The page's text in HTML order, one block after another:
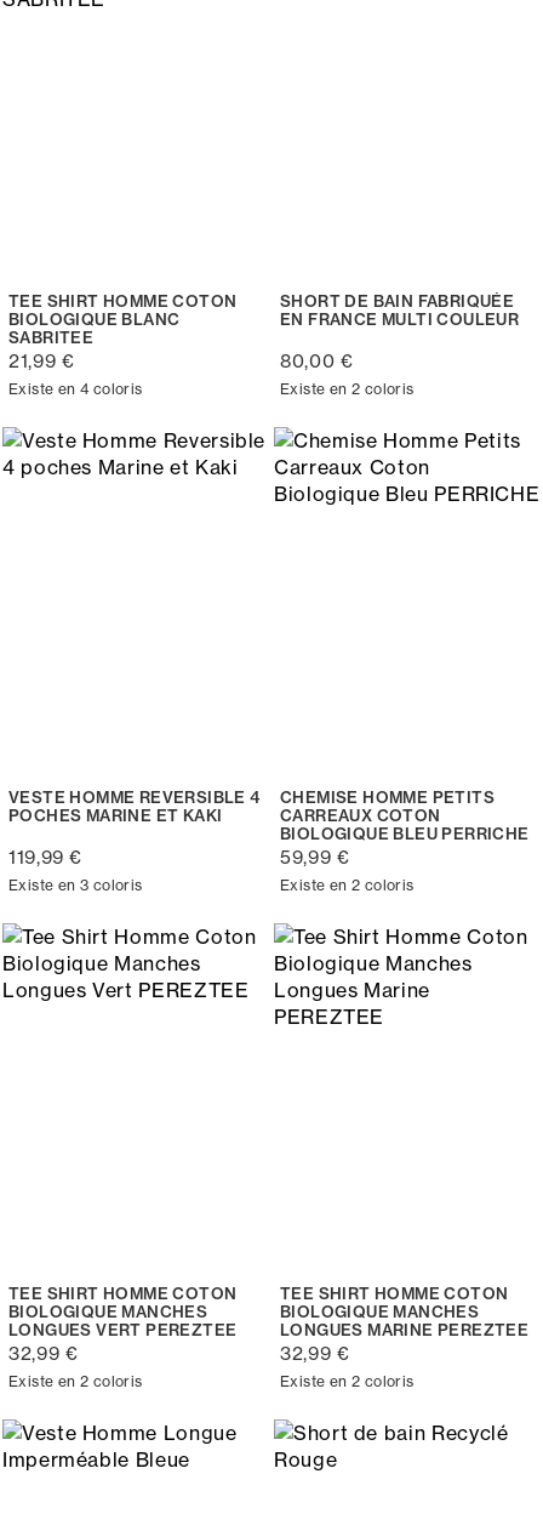
TEE SHIRT HOMME COTON
BIOLOGIQUE BLANC
SABRITEE
21,99 €
Existe en 4 coloris
SHORT DE BAIN FABRIQUÉE
EN FRANCE MULTI COULEUR
80,00 €
Existe en 2 coloris
VESTE HOMME REVERSIBLE 4
POCHES MARINE ET KAKI
119,99 €
Existe en 3 coloris
CHEMISE HOMME PETITS
CARREAUX COTON
BIOLOGIQUE BLEU PERRICHE
59,99 €
Existe en 2 coloris
TEE SHIRT HOMME COTON
BIOLOGIQUE MANCHES
LONGUES VERT PEREZTEE
32,99 €
Existe en 2 coloris
TEE SHIRT HOMME COTON
BIOLOGIQUE MANCHES
LONGUES MARINE PEREZTEE
32,99 €
Existe en 2 coloris